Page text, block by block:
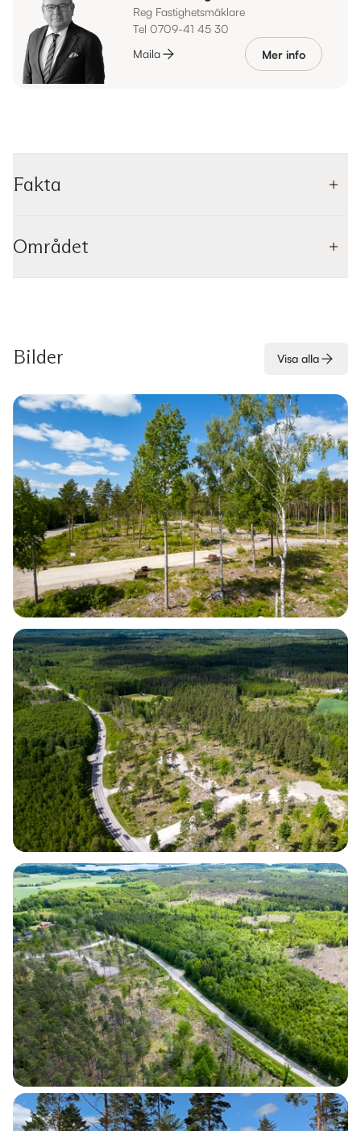
Reg Fastighetsmäklare
Tel 0709-41 45 30
Maila
Mer info
Fakta
Området
Bilder Visa alla